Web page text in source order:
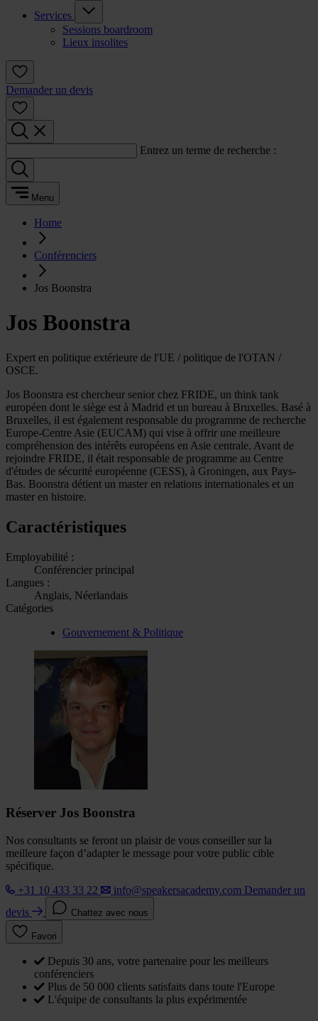
Services
Sessions boardroom
Lieux insolites
Demander un devis
Entrez un terme de recherche :
Menu
Home
Conférenciers
Jos Boonstra
Jos Boonstra
Expert en politique extérieure de l'UE / politique de l'OTAN /
OSCE.
Jos Boonstra est chercheur senior chez FRIDE, un think tank
européen dont le siège est à Madrid et un bureau à Bruxelles. Basé à
Bruxelles, il est également responsable du programme de recherche
Europe-Centre Asie (EUCAM) qui vise à offrir une meilleure
compréhension des intérêts européens en Asie centrale. Avant de
rejoindre FRIDE, il était responsable de programme au Centre
d'études de sécurité européenne (CESS), à Groningen, aux Pays-
Bas. Boonstra détient un master en relations internationales et un
master en histoire.
Caractéristiques
Employabilité :
Conférencier principal
Langues :
Anglais, Néerlandais
Catégories
Gouvernement & Politique
Réserver Jos Boonstra
Nos consultants se feront un plaisir de vous conseiller sur la
meilleure façon d’adapter le message pour votre public cible
spécifique.
+31 10 433 33 22
info@speakersacademy.com Demander un
devis
Chattez avec nous
Favori
Depuis 30 ans, votre partenaire pour les meilleurs
conférenciers
Plus de 50 000 clients satisfaits dans toute l'Europe
L'équipe de consultants la plus expérimentée